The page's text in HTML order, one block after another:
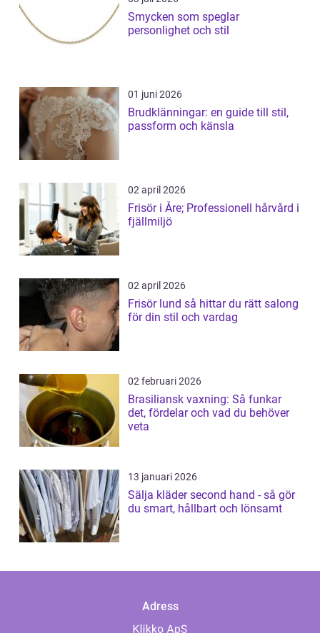
Smycken som speglar
personlighet och stil
01 juni 2026
Brudklänningar: en guide till stil,
passform och känsla
02 april 2026
Frisör i Åre; Professionell hårvård i
fjällmiljö
02 april 2026
Frisör lund så hittar du rätt salong
för din stil och vardag
02 februari 2026
Brasiliansk vaxning: Så funkar
det, fördelar och vad du behöver
veta
13 januari 2026
Sälja kläder second hand - så gör
du smart, hållbart och lönsamt
Adress